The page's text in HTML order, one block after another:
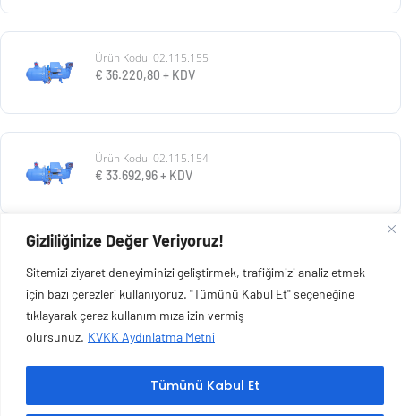
Gizliliğinize Değer Veriyoruz!
Sitemizi ziyaret deneyiminizi geliştirmek, trafiğimizi analiz etmek
için bazı çerezleri kullanıyoruz. "Tümünü Kabul Et" seçeneğine
tıklayarak çerez kullanımımıza izin vermiş
olursunuz. KVKK Aydınlatma Metni
Tümünü Kabul Et
Ürün Kodu: 02.115.155
€ 36.220,80 + KDV
Ürün Kodu: 02.115.154
€ 33.692,96+ KDV
€30.928,80+ KDV
Copyright © 2026 Esen Isıtma Soğutma İnşaat Ltd Şti | Tüm Hakları Saklıdır.